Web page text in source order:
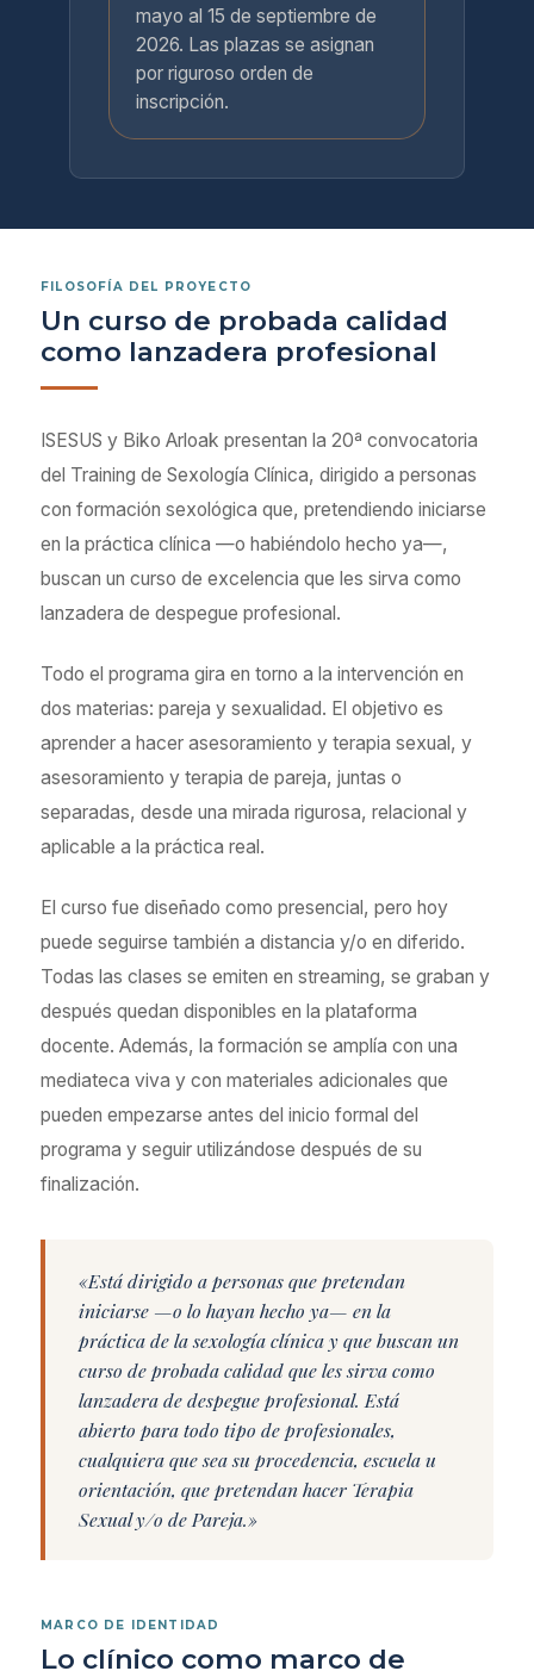
mayo al 15 de septiembre de
2026. Las plazas se asignan
por riguroso orden de
inscripción.
FILOSOFÍA DEL PROYECTO
Un curso de probada calidad
como lanzadera profesional
ISESUS y Biko Arloak presentan la 20ª convocatoria
del Training de Sexología Clínica, dirigido a personas
con formación sexológica que, pretendiendo iniciarse
en la práctica clínica —o habiéndolo hecho ya—,
buscan un curso de excelencia que les sirva como
lanzadera de despegue profesional.
Todo el programa gira en torno a la intervención en
dos materias: pareja y sexualidad. El objetivo es
aprender a hacer asesoramiento y terapia sexual, y
asesoramiento y terapia de pareja, juntas o
separadas, desde una mirada rigurosa, relacional y
aplicable a la práctica real.
El curso fue diseñado como presencial, pero hoy
puede seguirse también a distancia y/o en diferido.
Todas las clases se emiten en streaming, se graban y
después quedan disponibles en la plataforma
docente. Además, la formación se amplía con una
mediateca viva y con materiales adicionales que
pueden empezarse antes del inicio formal del
programa y seguir utilizándose después de su
finalización.
«Está dirigido a personas que pretendan
iniciarse —o lo hayan hecho ya— en la
práctica de la sexología clínica y que buscan un
curso de probada calidad que les sirva como
lanzadera de despegue profesional. Está
abierto para todo tipo de profesionales,
cualquiera que sea su procedencia, escuela u
orientación, que pretendan hacer Terapia
Sexual y/o de Pareja.»
MARCO DE IDENTIDAD
Lo clínico como marco de